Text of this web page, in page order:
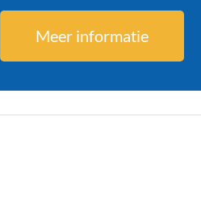
Meer informatie